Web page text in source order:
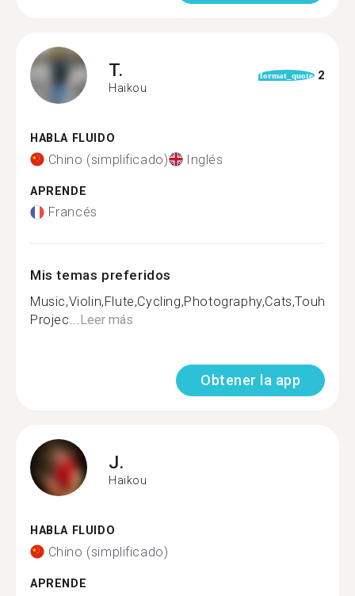
T.
Haikou
format_quote 2
HABLA FLUIDO
Chino (simplificado) Inglés
APRENDE
Francés
Mis temas preferidos
Music,Violin,Flute,Cycling,Photography,Cats,Touhou
Projec...Leer más
Obtener la app
J.
Haikou
HABLA FLUIDO
Chino (simplificado)
APRENDE